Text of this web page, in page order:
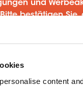
content
und
bestätigen Sie,
möchten,